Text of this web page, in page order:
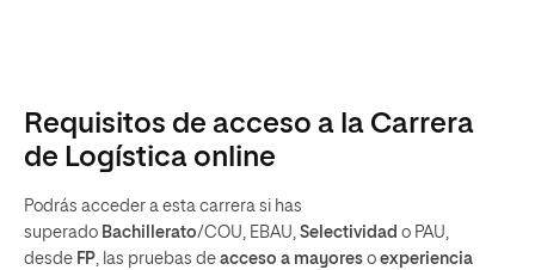
Requisitos de acceso a la Carrera
de Logística online
Podrás acceder a esta carrera si has
superado Bachillerato/COU, EBAU, Selectividad o PAU,
desde FP, las pruebas de acceso a mayores o experiencia